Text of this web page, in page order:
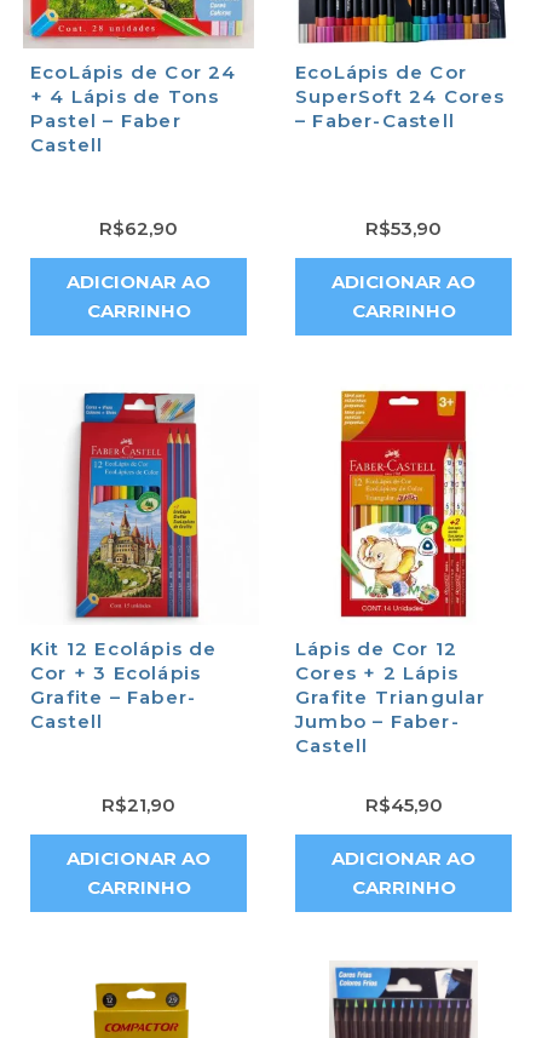
EcoLápis de Cor 24
+ 4 Lápis de Tons
Pastel – Faber
Castell
R$62,90
ADICIONAR AO
CARRINHO
EcoLápis de Cor
SuperSoft 24 Cores
– Faber-Castell
R$53,90
ADICIONAR AO
CARRINHO
Kit 12 Ecolápis de
Cor + 3 Ecolápis
Grafite – Faber-
Castell
R$21,90
ADICIONAR AO
CARRINHO
Lápis de Cor 12
Cores + 2 Lápis
Grafite Triangular
Jumbo – Faber-
Castell
R$45,90
ADICIONAR AO
CARRINHO